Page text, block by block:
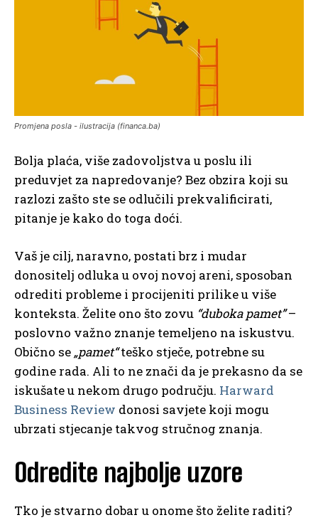
Promjena posla - ilustracija (financa.ba)
Bolja plaća, više zadovoljstva u poslu ili
preduvjet za napredovanje? Bez obzira koji su
razlozi zašto ste se odlučili prekvalificirati,
pitanje je kako do toga doći.
Vaš je cilj, naravno, postati brz i mudar
donositelj odluka u ovoj novoj areni, sposoban
odrediti probleme i procijeniti prilike u više
konteksta. Želite ono što zovu “duboka pamet”–
poslovno važno znanje temeljeno na iskustvu.
Obično se „pamet“teško stječe, potrebne su
godine rada. Ali to ne znači da je prekasno da se
iskušate u nekom drugo području. Harward
Business Review donosi savjete koji mogu
ubrzati stjecanje takvog stručnog znanja.
Odredite najbolje uzore
Tko je stvarno dobar u onome što želite raditi?